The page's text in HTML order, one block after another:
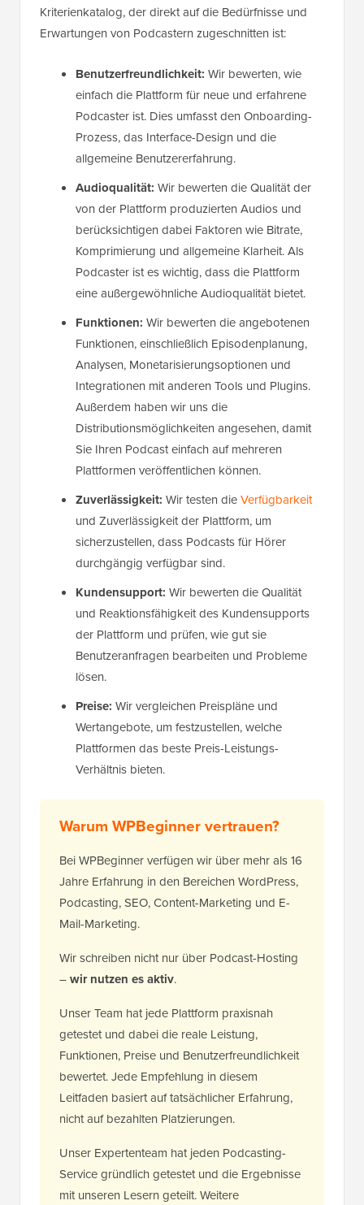
Kriterienkatalog, der direkt auf die Bedürfnisse und
Erwartungen von Podcastern zugeschnitten ist:
Benutzerfreundlichkeit: Wir bewerten, wie
einfach die Plattform für neue und erfahrene
Podcaster ist. Dies umfasst den Onboarding-
Prozess, das Interface-Design und die
allgemeine Benutzererfahrung.
Audioqualität: Wir bewerten die Qualität der
von der Plattform produzierten Audios und
berücksichtigen dabei Faktoren wie Bitrate,
Komprimierung und allgemeine Klarheit. Als
Podcaster ist es wichtig, dass die Plattform
eine außergewöhnliche Audioqualität bietet.
Funktionen: Wir bewerten die angebotenen
Funktionen, einschließlich Episodenplanung,
Analysen, Monetarisierungsoptionen und
Integrationen mit anderen Tools und Plugins.
Außerdem haben wir uns die
Distributionsmöglichkeiten angesehen, damit
Sie Ihren Podcast einfach auf mehreren
Plattformen veröffentlichen können.
Zuverlässigkeit: Wir testen dieVerfügbarkeit
und Zuverlässigkeit der Plattform, um
sicherzustellen, dass Podcasts für Hörer
durchgängig verfügbar sind.
Kundensupport: Wir bewerten die Qualität
und Reaktionsfähigkeit des Kundensupports
der Plattform und prüfen, wie gut sie
Benutzeranfragen bearbeiten und Probleme
lösen.
Preise: Wir vergleichen Preispläne und
Wertangebote, um festzustellen, welche
Plattformen das beste Preis-Leistungs-
Verhältnis bieten.
Warum WPBeginner vertrauen?
Bei WPBeginner verfügen wir über mehr als 16
Jahre Erfahrung in den Bereichen WordPress,
Podcasting, SEO, Content-Marketing und E-
Mail-Marketing.
Wir schreiben nicht nur über Podcast-Hosting
–wir nutzen es aktiv.
Unser Team hat jede Plattform praxisnah
getestet und dabei die reale Leistung,
Funktionen, Preise und Benutzerfreundlichkeit
bewertet. Jede Empfehlung in diesem
Leitfaden basiert auf tatsächlicher Erfahrung,
nicht auf bezahlten Platzierungen.
Unser Expertenteam hat jeden Podcasting-
Service gründlich getestet und die Ergebnisse
mit unseren Lesern geteilt. Weitere